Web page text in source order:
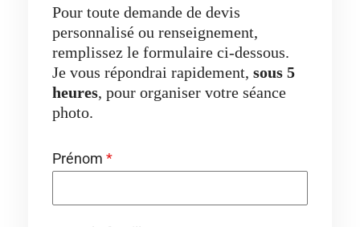
Pour toute demande de devis
personnalisé ou renseignement,
remplissez le formulaire ci-dessous.
Je vous répondrai rapidement, sous 5
heures, pour organiser votre séance
photo.
Prénom *